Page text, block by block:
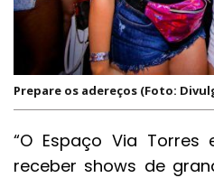
Prepare os adereços (Foto:
“O Espaço Via
receber shows de